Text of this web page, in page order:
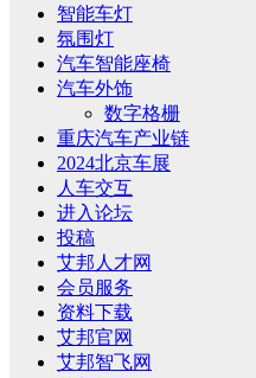
智能车灯
氛围灯
汽车智能座椅
汽车外饰
数字格栅
重庆汽车产业链
2024北京车展
人车交互
进入论坛
投稿
艾邦人才网
会员服务
资料下载
艾邦官网
艾邦智飞网